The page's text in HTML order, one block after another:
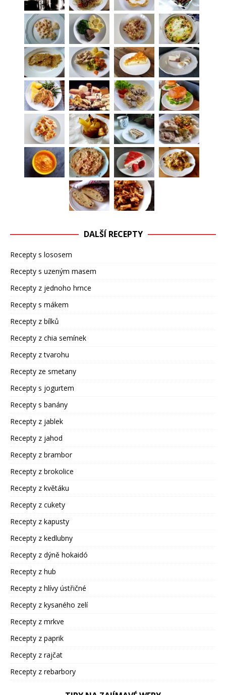
DALŠÍ RECEPTY
Recepty s lososem
Recepty s uzeným masem
Recepty z jednoho hrnce
Recepty s mákem
Recepty z bílků
Recepty z chia semínek
Recepty z tvarohu
Recepty ze smetany
Recepty s jogurtem
Recepty s banány
Recepty z jablek
Recepty z jahod
Recepty z brambor
Recepty z brokolice
Recepty z květáku
Recepty z cukety
Recepty z kapusty
Recepty z kedlubny
Recepty z dýně hokaidó
Recepty z hub
Recepty z hlívy ústřičné
Recepty z kysaného zelí
Recepty z mrkve
Recepty z paprik
Recepty z rajčat
Recepty z rebarbory